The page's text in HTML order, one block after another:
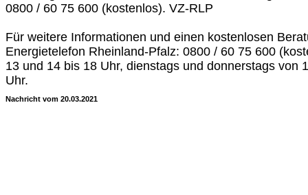
0800 / 60 75 600 (kostenlos). VZ-RLP
Für weitere Informationen und einen kostenlosen
Energietelefon Rheinland-Pfalz: 0800 / 60 75 600
13 und 14 bis 18 Uhr, dienstags und donnerstags von
Uhr.
Nachricht vom 20.03.2021